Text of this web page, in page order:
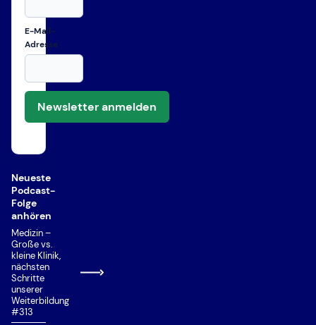
E-Mail-
Adresse
Newsletter anmelden
Neueste
Podcast-
Folge
anhören
Medizin –
Große vs.
kleine Klinik,
nächsten
Schritte
unserer
Weiterbildung
#313